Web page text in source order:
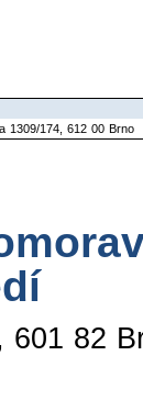
1309/174, 612 00 Brno
601 82